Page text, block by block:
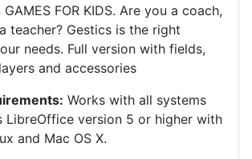
FOR KIDS. Are you a coach,
teacher? Gestics is the right
needs. Full version with fields,
and accessories
Works with all systems
LibreOffice version 5 or higher with
and Mac OS X.